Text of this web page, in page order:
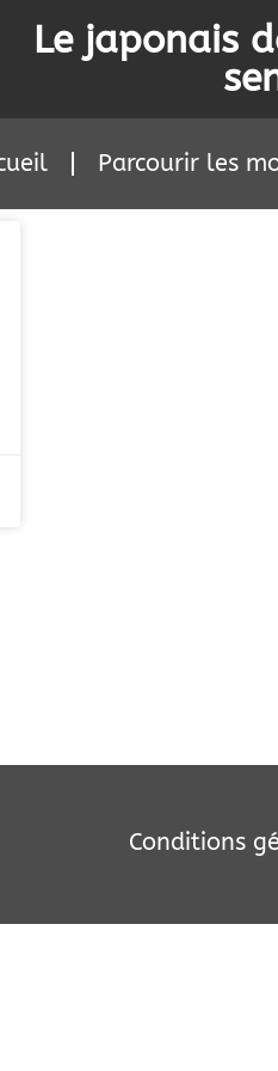
Le japonais
Parcourir les
Conditions